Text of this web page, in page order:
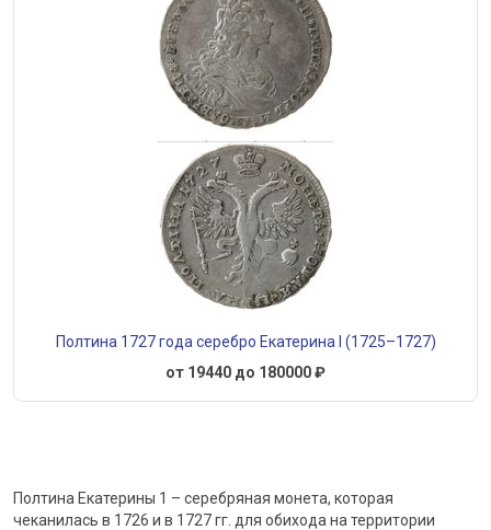
Полтина 1727 года серебро Екатерина I (1725–1727)
от 19440 до 180000 ₽
Полтина Екатерины 1 – серебряная монета, которая
чеканилась в 1726 и в 1727 гг. для обихода на территории